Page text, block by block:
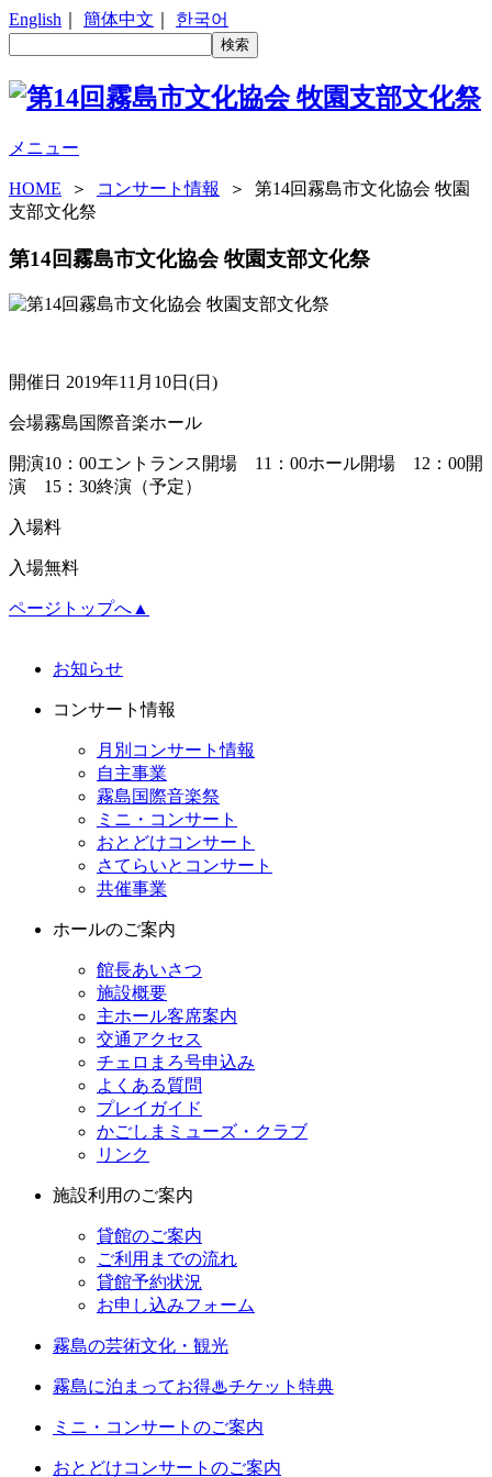
English 簡体中文 한국어
メニュー
HOME ＞ コンサート情報
＞ 第14回霧島市文化協会 牧園
支部文化祭
第14回霧島市文化協会 牧園支部文化祭
開催日 2019年11月10日(日)
会場霧島国際音楽ホール
開演10：00エントランス開場 11：00ホール開場 12：00開
演 15：30終演（予定）
入場料
入場無料
ページトップへ▲
お知らせ
コンサート情報
月別コンサート情報
自主事業
霧島国際音楽祭
ミニ・コンサート
おとどけコンサート
さてらいとコンサート
共催事業
ホールのご案内
館長あいさつ
施設概要
主ホール客席案内
交通アクセス
チェロまろ号申込み
よくある質問
プレイガイド
かごしまミューズ・クラブ
リンク
施設利用のご案内
貸館のご案内
ご利用までの流れ
貸館予約状況
お申し込みフォーム
霧島の芸術文化・観光
霧島に泊まってお得♨チケット特典
ミニ・コンサートのご案内
おとどけコンサートのご案内